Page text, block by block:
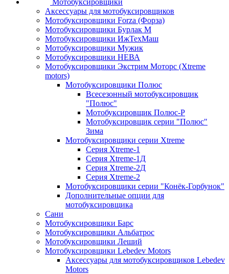
Мотобуксировщики
Аксессуары для мотобуксировщиков
Мотобуксировщики Forza (Форза)
Мотобуксировщики Бурлак М
Мотобуксировщики ИжТехМаш
Мотобуксировщики Мужик
Мотобуксировщики НЕВА
Мотобуксировщики Экстрим Моторс (Xtreme
motors)
Мотобуксировщики Полюс
Всесезонный мотобуксировщик
"Полюс"
Мотобуксировщик Полюс-Р
Мотобуксировщик серии "Полюс"
Зима
Мотобуксировщики серии Xtreme
Серия Xtreme-1
Серия Xtreme-1Д
Серия Xtreme-2Д
Серия Xtreme-2
Мотобуксировщики серии "Конёк-Горбунок"
Дополнительные опции для
мотобуксировщика
Сани
Мотобуксировщики Барс
Мотобуксировщики Альбатрос
Мотобуксировщики Леший
Мотобуксировщики Lebedev Motors
Аксессуары для мотобуксировщиков Lebedev
Motors